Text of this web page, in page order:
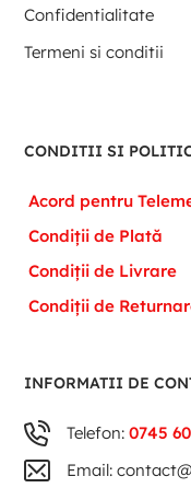
Confidentialitate
Termeni si conditii
CONDITII SI
Acord pentru
Condiții de Plată
Condiții de Livrare
Condiții de
INFORMATII DE
Telefon:0745
Email: